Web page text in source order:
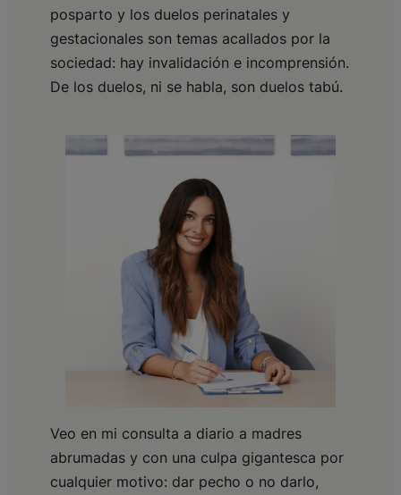
posparto y los duelos perinatales y
gestacionales son temas acallados por la
sociedad: hay invalidación e incomprensión.
De los duelos, ni se habla, son duelos tabú.
Veo en mi consulta a diario a madres
abrumadas y con una culpa gigantesca por
cualquier motivo: dar pecho o no darlo,